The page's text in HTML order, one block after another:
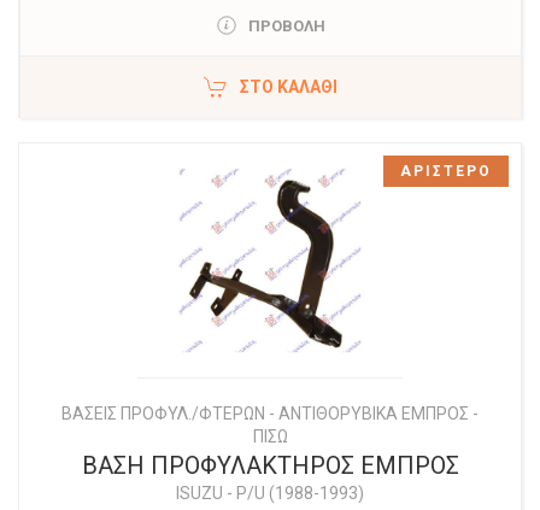
ΠΡΟΒΟΛΗ
ΣΤΟ ΚΑΛΆΘΙ
ΒΑΣΕΙΣ ΠΡΟΦΥΛ./ΦΤΕΡΩΝ - ΑΝΤΙΘΟΡΥΒΙΚΑ ΕΜΠΡΟΣ -
ΠΙΣΩ
ΒΑΣΗ ΠΡΟΦΥΛΑΚΤΗΡΟΣ ΕΜΠΡΟΣ
ISUZU - P/U (1988-1993)
ΑΡΙΣΤΕΡΟ